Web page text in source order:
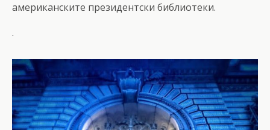
американските президентски библиотеки.
.